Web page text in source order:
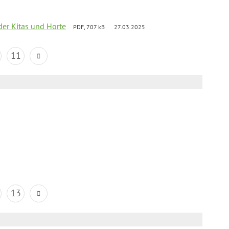
Kitas und Horte PDF, 707 kB 27.03.2025
11
13